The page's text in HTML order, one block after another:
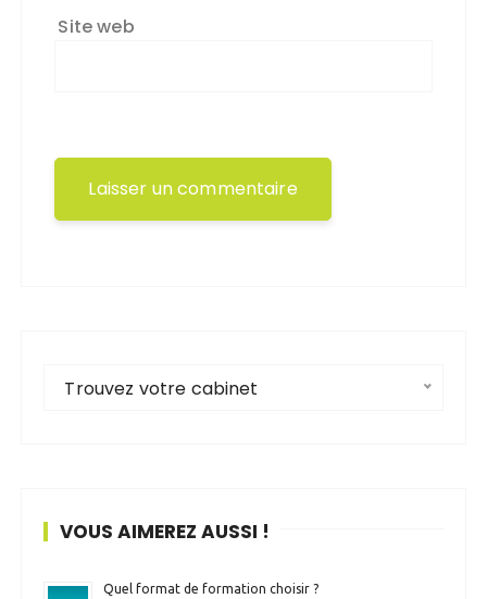
Site web
Trouvez votre cabinet
VOUS AIMEREZ AUSSI !
Quel format de formation choisir ?